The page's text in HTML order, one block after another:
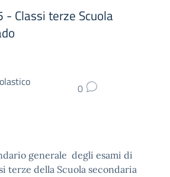
Classi terze Scuola
0
generale degli esami di
terze della Scuola secondaria